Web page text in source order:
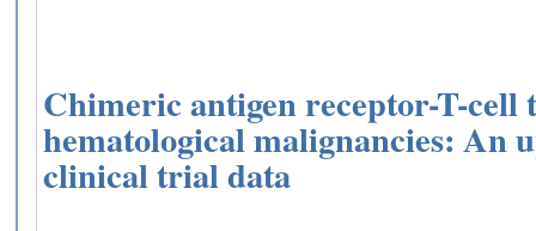
Chimeric antigen receptor-T-cell
hematological malignancies: An
clinical trial data